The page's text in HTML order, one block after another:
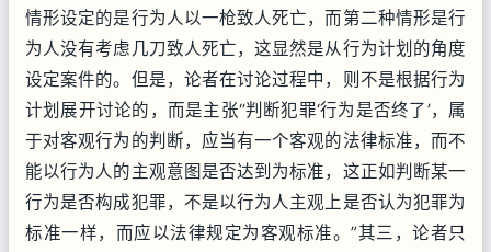
情形设定的是行为人以一枪致人死亡，而第二种情形是行
为人没有考虑几刀致人死亡，这显然是从行为计划的角度
设定案件的。但是，论者在讨论过程中，则不是根据行为
计划展开讨论的，而是主张“判断犯罪‘行为是否终了’，属
于对客观行为的判断，应当有一个客观的法律标准，而不
能以行为人的主观意图是否达到为标准，这正如判断某一
行为是否构成犯罪，不是以行为人主观上是否认为犯罪为
标准一样，而应以法律规定为客观标准。”其三，论者只